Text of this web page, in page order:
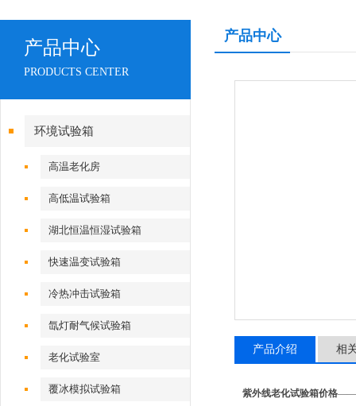
产品中心
PRODUCTS CENTER
环境试验箱
高温老化房
高低温试验箱
湖北恒温恒湿试验箱
快速温变试验箱
冷热冲击试验箱
氙灯耐气候试验箱
老化试验室
覆冰模拟试验箱
产品中心
产品介绍 相
紫外线老化试验箱价格——